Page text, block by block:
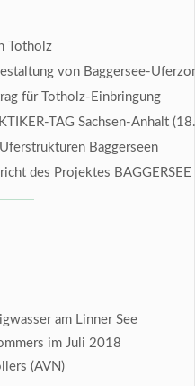
Totholz
von Baggersee-
für Totholz-Einbringung
TAG Sachsen-Anhalt
Baggerseen
des Projektes BAGGERSEE
am Linner See
im Juli 2018
(AVN)